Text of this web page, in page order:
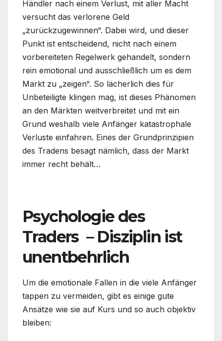
Händler nach einem Verlust, mit aller Macht
versucht das verlorene Geld
„zurückzugewinnen“. Dabei wird, und dieser
Punkt ist entscheidend, nicht nach einem
vorbereiteten Regelwerk gehandelt, sondern
rein emotional und ausschließlich um es dem
Markt zu „zeigen“. So lächerlich dies für
Unbeteiligte klingen mag, ist dieses Phänomen
an den Märkten weitverbreitet und mit ein
Grund weshalb viele Anfänger katastrophale
Verluste einfahren. Eines der Grundprinzipien
des Tradens besagt nämlich, dass der Markt
immer recht behält…
Psychologie des
Traders – Disziplin ist
unentbehrlich
Um die emotionale Fallen in die viele Anfänger
tappen zu vermeiden, gibt es einige gute
Ansätze wie sie auf Kurs und so auch objektiv
bleiben: